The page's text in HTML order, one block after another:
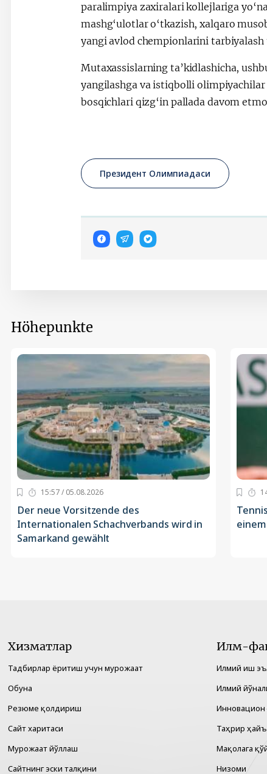
paralimpiya zaxiralari kollejlariga
mashg‘ulotlar o‘tkazish, xalqaro
yangi avlod chempionlarini
Mutaxassislarning ta’kidlashicha,
yangilashga va istiqbolli
bosqichlari qizg‘in pallada davom
Президент Олимпиадаси
Höhepunkte
15:57 / 05.08.2026
Der neue Vorsitzende des
Internationalen Schachverbands wird in
Samarkand gewählt
Хизматлар
Тадбирлар ёритиш учун мурожаат
Обуна
Резюме қолдириш
Сайт харитаси
Мурожаат йўллаш
Сайтнинг эски талқини
Илм-
Илмий иш
Илмий
Инновацион
Таҳрир
Мақолага
Низоми